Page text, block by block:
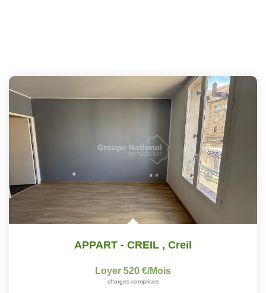
APPART - CREIL , Creil
Loyer 520 €/mois
charges comprises